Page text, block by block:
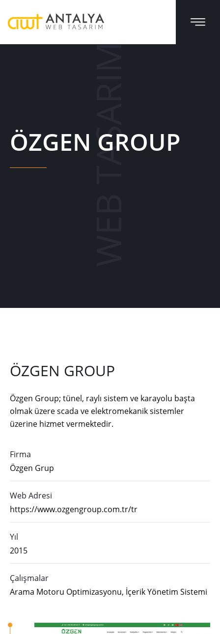
WEB TASARIM
ÖZGEN GROUP
ÖZGEN GROUP
Özgen Group; tünel, raylı sistem ve karayolu başta
olmak üzere scada ve elektromekanik sistemler
üzerine hizmet vermektedir.
Firma
Özgen Grup
Web Adresi
https://www.ozgengroup.com.tr/tr
Yıl
2015
Çalışmalar
Arama Motoru Optimizasyonu, İçerik Yönetim Sistemi